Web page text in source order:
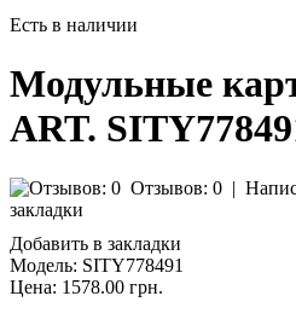
Есть в наличии
Модульные
ART.
Отзывов: 0 |
закладки
Добавить в закладки
Модель: SITY778491
Цена: 1578.00 грн.